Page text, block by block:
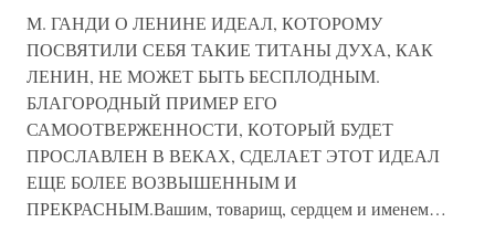
М. ГАНДИ О ЛЕНИНЕ ИДЕАЛ, КОТОРОМУ
ПОСВЯТИЛИ СЕБЯ ТАКИЕ ТИТАНЫ ДУХА, КАК
ЛЕНИН, НЕ МОЖЕТ БЫТЬ БЕСПЛОДНЫМ.
БЛАГОРОДНЫЙ ПРИМЕР ЕГО
САМООТВЕРЖЕННОСТИ, КОТОРЫЙ БУДЕТ
ПРОСЛАВЛЕН В ВЕКАХ, СДЕЛАЕТ ЭТОТ ИДЕАЛ
ЕЩЕ БОЛЕЕ ВОЗВЫШЕННЫМ И
ПРЕКРАСНЫМ.Вашим, товарищ, сердцем и именем…